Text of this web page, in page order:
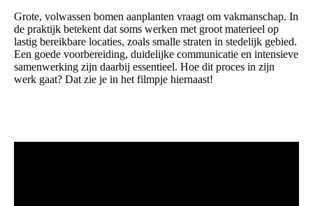
Grote, volwassen bomen aanplanten vraagt om vakmanschap. In
de praktijk betekent dat soms werken met groot materieel op
lastig bereikbare locaties, zoals smalle straten in stedelijk gebied.
Een goede voorbereiding, duidelijke communicatie en intensieve
samenwerking zijn daarbij essentieel. Hoe dit proces in zijn
werk gaat? Dat zie je in het filmpje hiernaast!